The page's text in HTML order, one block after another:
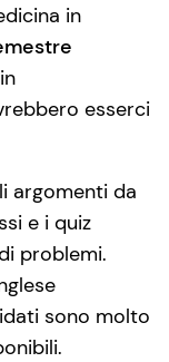
in
esserci
argomenti da
e i quiz
problemi.
sono molto